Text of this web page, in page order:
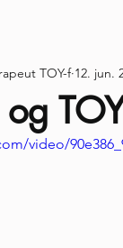
TOY-f 12. jun.
video/